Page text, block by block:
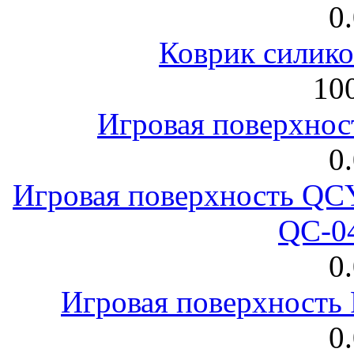
Коврик
Игровая
Игровая поверхность
QC-
Игровая